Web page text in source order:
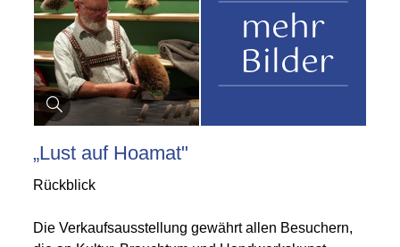
mehr
Bilder
„Lust auf Hoamat"
Rückblick
Die Verkaufsausstellung gewährt allen Besuchern,